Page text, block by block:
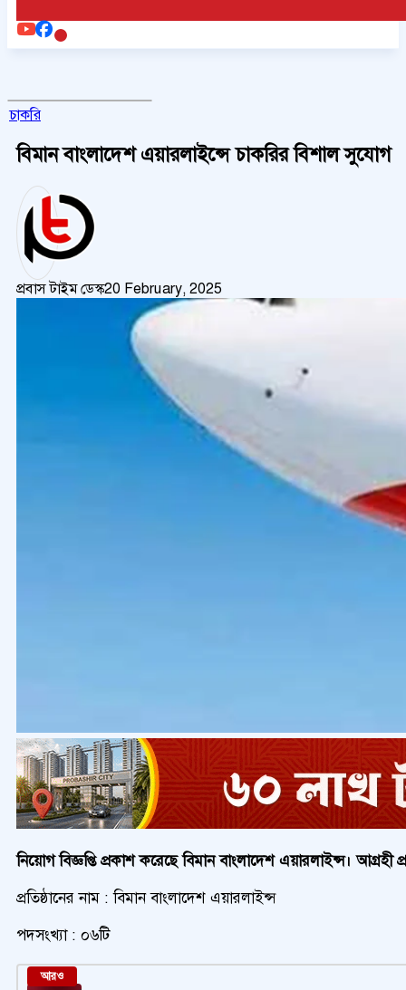
চাকরি
বিমান বাংলাদেশ এয়ারলাইন্সে চাকরির বিশাল সুযোগ
প্রবাস টাইম ডেস্ক20 February, 2025
নিয়োগ বিজ্ঞপ্তি প্রকাশ করেছেবিমান বাংলাদেশ এয়ারলাইন্স। আগ্রহী
প্রতিষ্ঠানের নাম : বিমান বাংলাদেশ এয়ারলাইন্স
পদসংখ্যা : ০৬টি
আরও